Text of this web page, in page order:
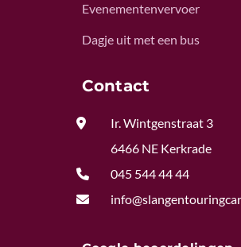
Evenementenvervoer
Dagje uit met een bus
Contact

Ir. Wintgenstraat 3
6466 NE Kerkrade

045 544 44 44
